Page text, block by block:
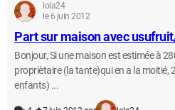
lola24
le 6 juin 2012
Part sur maison avec
Bonjour, Si une maison est estimée à
propriètaire (la tante)qui en a la moitié,
enfants) ...